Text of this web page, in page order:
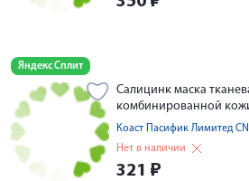
Яндекс Сплит
Салицинк маска
комбинированной
Коаст Пасифик Лимитед СN
Нет в наличии
321 ₽